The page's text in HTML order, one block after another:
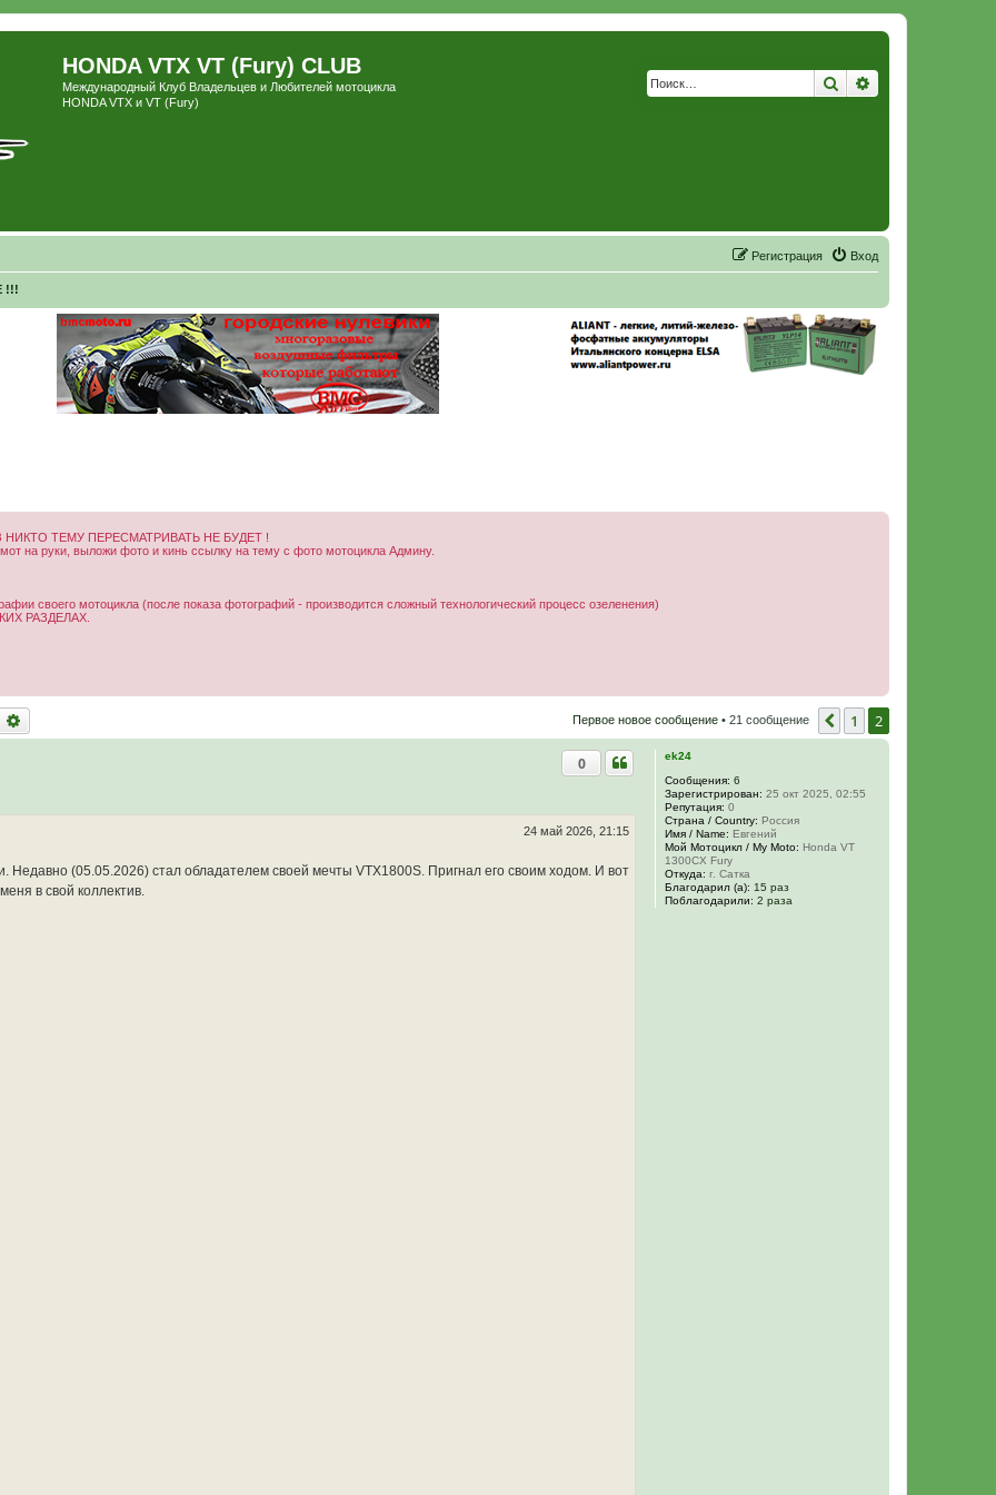
HONDA VTX VT (Fury) CLUB
Международный Клуб Владельцев и Любителей мотоцикла
HONDA VTX и VT (Fury)
Поиск
Вход
Регистрация
!!!
ТЕМУ ПЕРЕСМАТРИВАТЬ НЕ БУДЕТ !
на руки, выложи фото и кинь ссылку на тему с фото мотоцикла Админу.
своего мотоцикла (после показа фотографий - производится сложный технологический процесс озеленения)
РАЗДЕЛАХ.
Поиск Первое новое сообщение • 21 сообщение Пред.
1 2
ek24
Сообщения: 6
Зарегистрирован: 25 окт 2025, 02:55
Репутация: 0
Страна / Country: Россия
Имя / Name: Евгений
Мой Мотоцикл / My Moto: Honda VT
1300CX Fury
Откуда: г. Сатка
Благодарил (а): 15 раз
Поблагодарили: 2 раза
0
24 май 2026, 21:15
Недавно (05.05.2026) стал обладателем своей мечты VTX1800S. Пригнал его своим ходом. И вот
в свой коллектив.